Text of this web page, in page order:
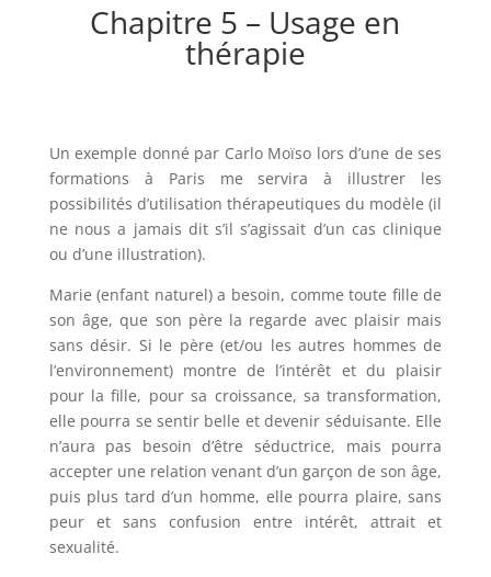
Chapitre 5 – Usage en
thérapie
Un exemple donné par Carlo Moïso lors d’une de ses
formations à Paris me servira à illustrer les
possibilités d’utilisation thérapeutiques du modèle (il
ne nous a jamais dit s’il s’agissait d’un cas clinique
ou d’une illustration).
Marie (enfant naturel) a besoin, comme toute fille de
son âge, que son père la regarde avec plaisir mais
sans désir. Si le père (et/ou les autres hommes de
l’environnement) montre de l’intérêt et du plaisir
pour la fille, pour sa croissance, sa transformation,
elle pourra se sentir belle et devenir séduisante. Elle
n’aura pas besoin d’être séductrice, mais pourra
accepter une relation venant d’un garçon de son âge,
puis plus tard d’un homme, elle pourra plaire, sans
peur et sans confusion entre intérêt, attrait et
sexualité.